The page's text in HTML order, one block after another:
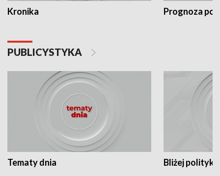
Kronika Prognoza
PUBLICYSTYKA
Tematy dnia Bliżej polityki